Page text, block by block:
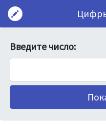
Введите число: